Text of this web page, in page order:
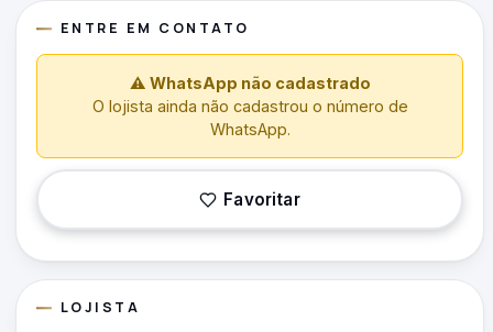
ENTRE EM CONTATO
⚠ WhatsApp não cadastrado
O lojista ainda não cadastrou o número de
WhatsApp.
Favoritar
LOJISTA